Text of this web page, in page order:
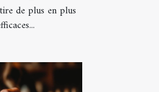
de plus en plus